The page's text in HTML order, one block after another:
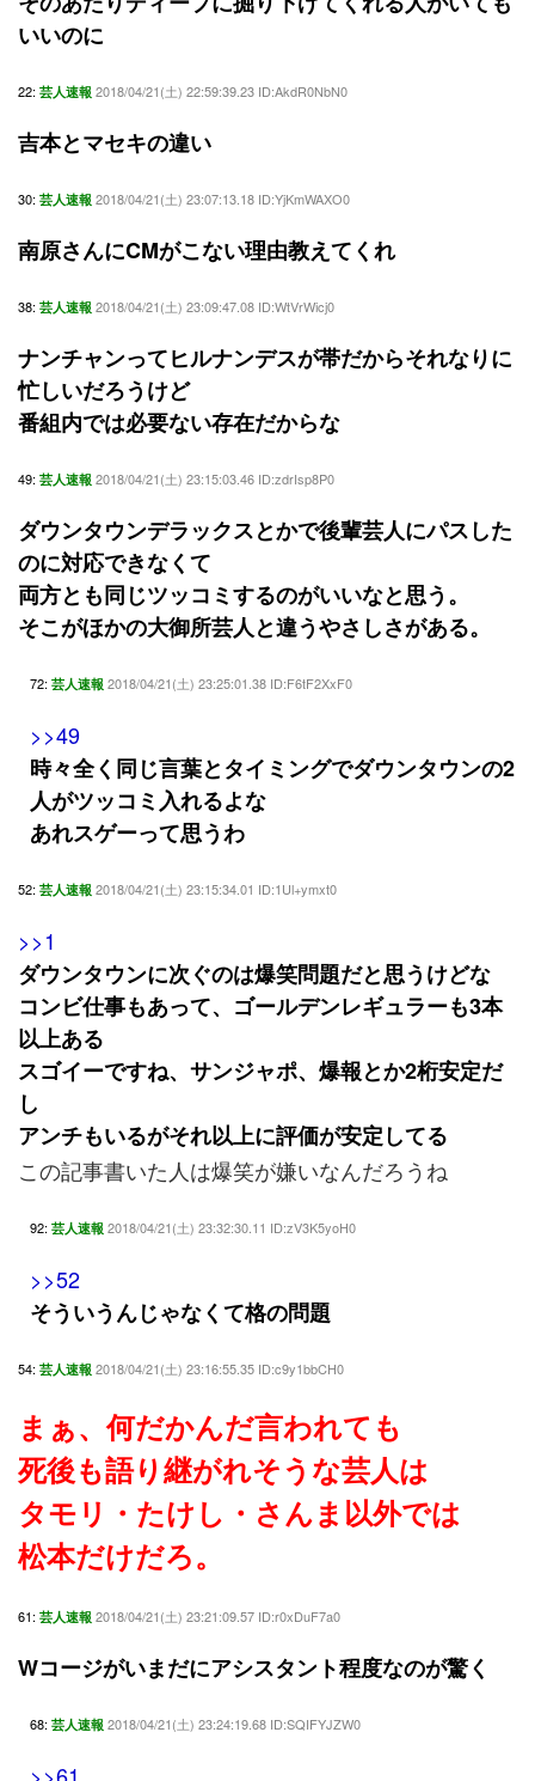
いいのに
22: 芸人速報 2018/04/21(土) 22:59:39.23 ID:AkdR0NbN0
吉本とマセキの違い
30: 芸人速報 2018/04/21(土) 23:07:13.18 ID:YjKmWAXO0
南原さんにCMがこない理由教えてくれ
38: 芸人速報 2018/04/21(土) 23:09:47.08 ID:WtVrWicj0
ナンチャンってヒルナンデスが帯だからそれなりに
忙しいだろうけど
番組内では必要ない存在だからな
49: 芸人速報 2018/04/21(土) 23:15:03.46 ID:zdrIsp8P0
ダウンタウンデラックスとかで後輩芸人にパスした
のに対応できなくて
両方とも同じツッコミするのがいいなと思う。
そこがほかの大御所芸人と違うやさしさがある。
72: 芸人速報 2018/04/21(土) 23:25:01.38 ID:F6tF2XxF0
>>49
時々全く同じ言葉とタイミングでダウンタウンの2
人がツッコミ入れるよな
あれスゲーって思うわ
52: 芸人速報 2018/04/21(土) 23:15:34.01 ID:1Ul+ymxt0
>>1
ダウンタウンに次ぐのは爆笑問題だと思うけどな
コンビ仕事もあって、ゴールデンレギュラーも3本
以上ある
スゴイーですね、サンジャポ、爆報とか2桁安定だ
し
アンチもいるがそれ以上に評価が安定してる
この記事書いた人は爆笑が嫌いなんだろうね
92: 芸人速報 2018/04/21(土) 23:32:30.11 ID:zV3K5yoH0
>>52
そういうんじゃなくて格の問題
54: 芸人速報 2018/04/21(土) 23:16:55.35 ID:c9y1bbCH0
まぁ、何だかんだ言われても
死後も語り継がれそうな芸人は
タモリ・たけし・さんま以外では
松本だけだろ。
61: 芸人速報 2018/04/21(土) 23:21:09.57 ID:r0xDuF7a0
Wコージがいまだにアシスタント程度なのが驚く
68: 芸人速報 2018/04/21(土) 23:24:19.68 ID:SQIFYJZW0